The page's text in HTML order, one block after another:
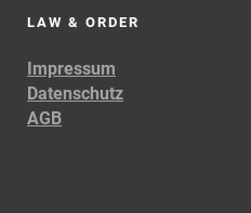
LAW & ORDER
Impressum
Datenschutz
AGB